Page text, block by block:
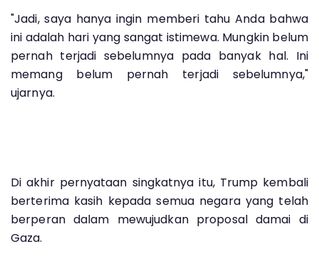
"Jadi, saya hanya ingin memberi tahu Anda bahwa
ini adalah hari yang sangat istimewa. Mungkin belum
pernah terjadi sebelumnya pada banyak hal. Ini
memang belum pernah terjadi sebelumnya,"
ujarnya.
Di akhir pernyataan singkatnya itu, Trump kembali
berterima kasih kepada semua negara yang telah
berperan dalam mewujudkan proposal damai di
Gaza.